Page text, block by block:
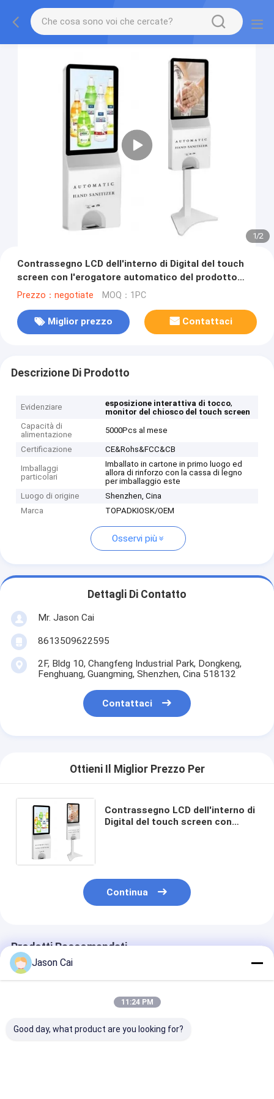
1/2
Contrassegno LCD dell'interno di Digital del touch
screen con l'erogatore automatico del prodotto
disinfettante della mano
Prezzo：negotiate MOQ：1PC
Miglior prezzo Contattaci
Descrizione Di Prodotto
Evidenziare esposizione interattiva di tocco,
monitor del chiosco del touch screen
Capacità di
alimentazione
5000Pcs al mese
Certificazione CE&Rohs&FCC&CB
Imballaggi
particolari
Imballato in cartone in primo luogo ed
allora di rinforzo con la cassa di legno
per imballaggio este
Luogo di origine
Shenzhen, Cina
Marca
TOPADKIOSK/OEM
Osservi più
Dettagli Di Contatto
Mr. Jason Cai
8613509622595
2F, Bldg 10, Changfeng Industrial Park, Dongkeng,
Fenghuang, Guangming, Shenzhen, Cina 518132
Contattaci
Ottieni Il Miglior Prezzo Per
Contrassegno LCD dell'interno di
Digital del touch screen con
Continua
Prodotti Raccomandati
Jason Cai
11:24 PM
Good day, what product are you looking for?